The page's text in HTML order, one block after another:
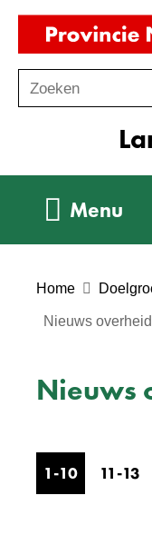
o
Zoeken
Menu
Home
Nieuws overheid
Nieuws
1-10 11-13